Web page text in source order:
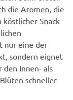
die Aromen, die
köstlicher Snack
nur eine der
sondern eignet
den Innen- als
schneller